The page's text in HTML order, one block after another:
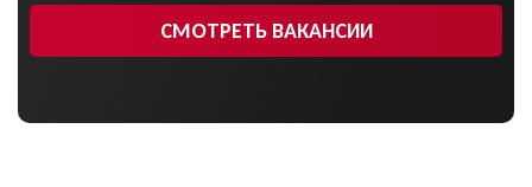
СМОТРЕТЬ ВАКАНСИИ